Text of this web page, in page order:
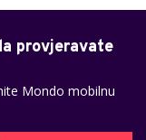
provjeravate
Mondo mobilnu